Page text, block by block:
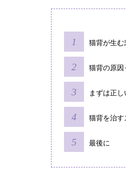
猫背が生む
猫背の原因
まずは正
猫背を治す
最後に